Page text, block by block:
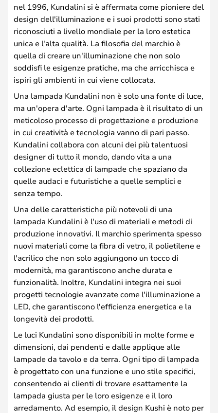
nel 1996, Kundalini si è affermata come pioniere del
design dell'illuminazione e i suoi prodotti sono stati
riconosciuti a livello mondiale per la loro estetica
unica e l'alta qualità. La filosofia del marchio è
quella di creare un'illuminazione che non solo
soddisfi le esigenze pratiche, ma che arricchisca e
ispiri gli ambienti in cui viene collocata.
Una lampada Kundalini non è solo una fonte di luce,
ma un'opera d'arte. Ogni lampada è il risultato di un
meticoloso processo di progettazione e produzione
in cui creatività e tecnologia vanno di pari passo.
Kundalini collabora con alcuni dei più talentuosi
designer di tutto il mondo, dando vita a una
collezione eclettica di lampade che spaziano da
quelle audaci e futuristiche a quelle semplici e
senza tempo.
Una delle caratteristiche più notevoli di una
lampada Kundalini è l'uso di materiali e metodi di
produzione innovativi. Il marchio sperimenta spesso
nuovi materiali come la fibra di vetro, il polietilene e
l'acrilico che non solo aggiungono un tocco di
modernità, ma garantiscono anche durata e
funzionalità. Inoltre, Kundalini integra nei suoi
progetti tecnologie avanzate come l'illuminazione a
LED, che garantiscono l'efficienza energetica e la
longevità dei prodotti.
Le luci Kundalini sono disponibili in molte forme e
dimensioni, dai pendenti e dalle applique alle
lampade da tavolo e da terra. Ogni tipo di lampada
è progettato con una funzione e uno stile specifici,
consentendo ai clienti di trovare esattamente la
lampada giusta per le loro esigenze e il loro
arredamento. Ad esempio, il design Kushi è noto per